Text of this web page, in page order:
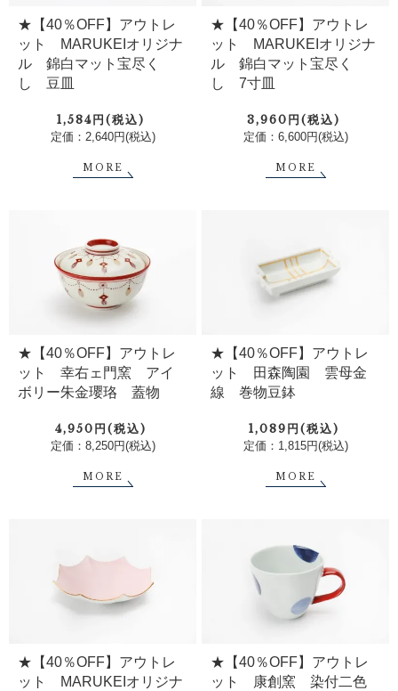
★【40％OFF】アウトレ
ット MARUKEIオリジナ
ル 錦白マット宝尽く
し 豆皿
1,584円(税込)
定価：2,640円(税込)
MORE
★【40％OFF】アウトレ
ット MARUKEIオリジナ
ル 錦白マット宝尽く
し 7寸皿
3,960円(税込)
定価：6,600円(税込)
MORE
★【40％OFF】アウトレ
ット 幸右ェ門窯 アイ
ボリー朱金瓔珞 蓋物
4,950円(税込)
定価：8,250円(税込)
MORE
★【40％OFF】アウトレ
ット 田森陶園 雲母金
線 巻物豆鉢
1,089円(税込)
定価：1,815円(税込)
MORE
★【40％OFF】アウトレ
ット MARUKEIオリジナ
★【40％OFF】アウトレ
ット 康創窯 染付二色